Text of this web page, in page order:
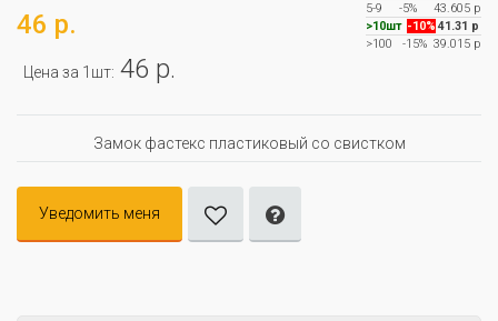
46 р.
Цена за 1шт: 46 р.
5-9
-5%
43.605 р
>10шт -10% 41.31 р
>100
-15% 39.015 р
Замок фастекс пластиковый со свистком
Уведомить меня